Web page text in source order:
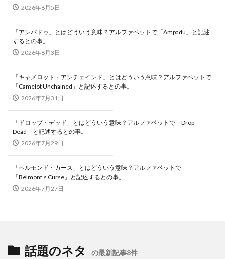
2026年8月5日
「アンパドゥ」とはどういう意味？アルファベットで「Ampadu」と記述
するとの事。
2026年8月3日
「キャメロット・アンチェインド」とはどういう意味？アルファベットで
「Camelot Unchained」と記述するとの事。
2026年7月31日
「ドロップ・デッド」とはどういう意味？アルファベットで「Drop
Dead」と記述するとの事。
2026年7月29日
「ベルモンド・カース」とはどういう意味？アルファベットで
「Belmont’s Curse」と記述するとの事。
2026年7月27日
話題のネタ の最新記事8件